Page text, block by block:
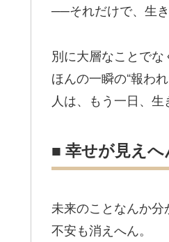
──それだけで、生
別に大層なことでな
ほんの一瞬の“報わ
人は、もう一日、生
■ 幸せが見え
未来のことなんか分
不安も消えへん。